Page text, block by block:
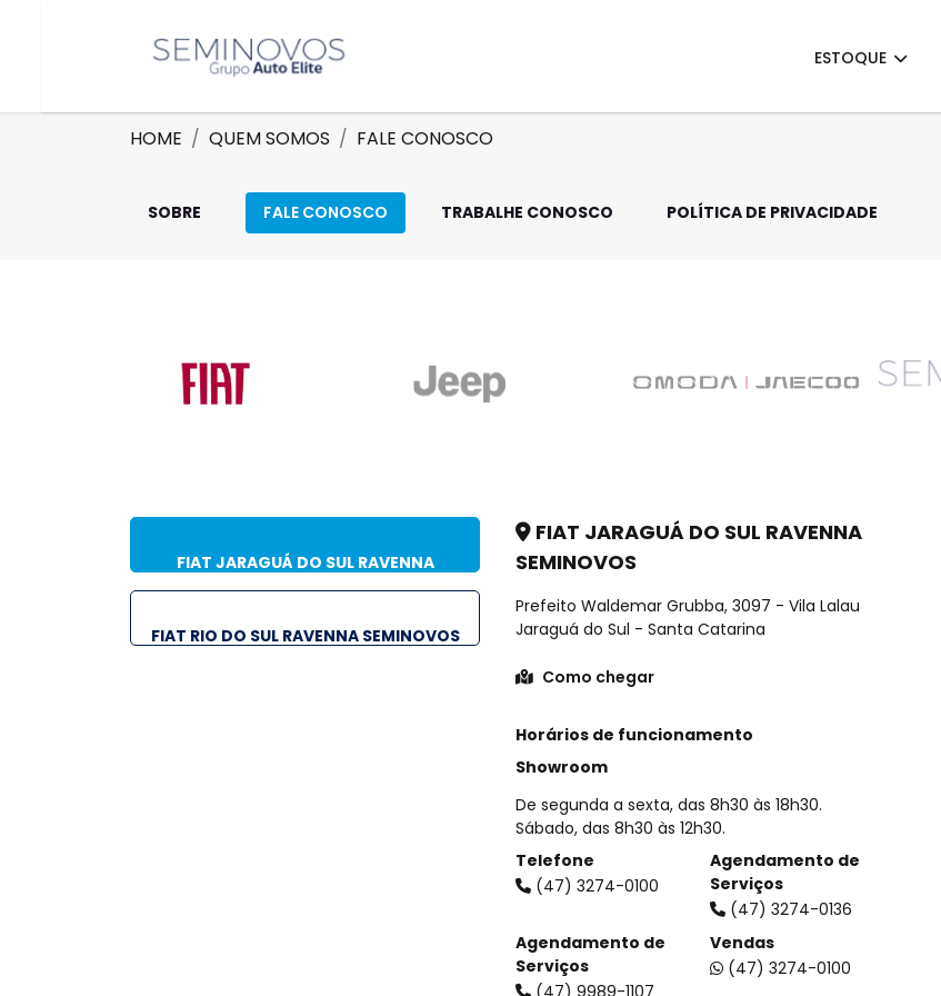
ESTOQUE
HOME QUEM SOMOS FALE CONOSCO
SOBRE FALE CONOSCO TRABALHE CONOSCO POLÍTICA DE PRIVACIDADE
FIAT JARAGUÁ DO SUL RAVENNA
FIAT RIO DO SUL RAVENNA SEMINOVOS
FIAT JARAGUÁ DO SUL RAVENNA
SEMINOVOS
Prefeito Waldemar Grubba, 3097 - Vila Lalau
Jaraguá do Sul - Santa Catarina
Como chegar
Horários de funcionamento
Showroom
De segunda a sexta, das 8h30 às 18h30.
Sábado, das 8h30 às 12h30.
Telefone
(47) 3274-0100
Agendamento de
Serviços
(47) 3274-0136
Agendamento de
Serviços
(47) 9989-1107
Vendas
(47) 3274-0100